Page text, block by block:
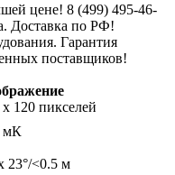
цене! 8 (499) 495-46-
Доставка по РФ!
Гарантия
поставщиков!
x 120 пикселей
мК
23°/<0.5 м